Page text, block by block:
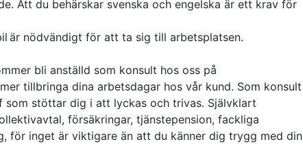
Att du behärskar svenska och engelska är ett krav för
är nödvändigt för att ta sig till arbetsplatsen.
bli anställd som konsult hos oss på
tillbringa dina arbetsdagar hos vår kund. Som konsult
som stöttar dig i att lyckas och trivas. Självklart
försäkringar, tjänstepension, fackliga
för inget är viktigare än att du känner dig trygg med din